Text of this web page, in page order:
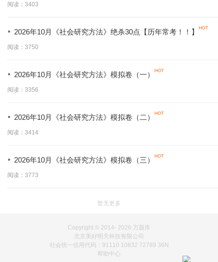
阅读：3403
· 2026年10月《社会研究方法》绝杀30点【历年常考！！】
阅读：3750
· 2026年10月《社会研究方法》模拟卷（一）
阅读：3356
· 2026年10月《社会研究方法》模拟卷（二）
阅读：3414
· 2026年10月《社会研究方法》模拟卷（三）
阅读：3773
暂无更多
Copyright © 2014- 2026 万题库
北京美好明天科技有限公司
社会统一信用代码：91110 10832 72789 36N
帮助中心